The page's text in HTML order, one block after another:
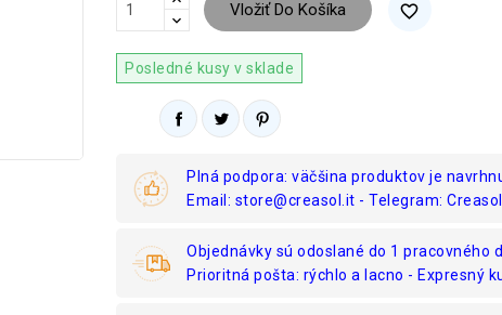
Vložiť Do Košíka favorite_border
Posledné kusy v sklade
Plná podpora: väčšina produktov je
Email: store@creasol.it - Telegram:
Objednávky sú odoslané do 1 pracovného
Prioritná pošta: rýchlo a lacno - Expresný